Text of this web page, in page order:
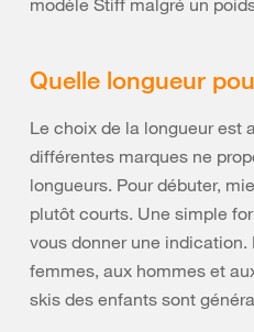
Quelle longueur
Le choix de la longueur est
différentes marques ne
longueurs. Pour débuter,
plutôt courts. Une simple
vous donner une indication.
femmes, aux hommes et
skis des enfants sont